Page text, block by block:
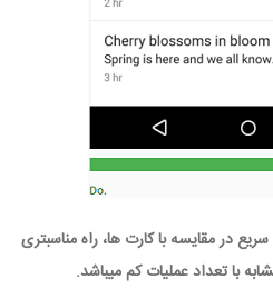
در مقایسه با کارت ها، راه مناسبتری
با تعداد عملیات کم میباشد.